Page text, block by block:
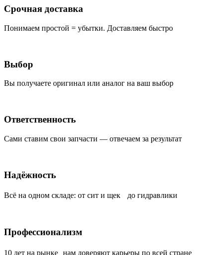
Срочная доставка
Понимаем простой = убытки. Доставляем быстро
Выбор
Вы получаете оригинал или аналог на ваш выбор
Ответственность
Сами ставим свои запчасти — отвечаем за результат
Надёжность
Всё на одном складе: от сит и щек до гидравлики
Профессионализм
10 лет на рынке нам доверяют карьеры по всей стране